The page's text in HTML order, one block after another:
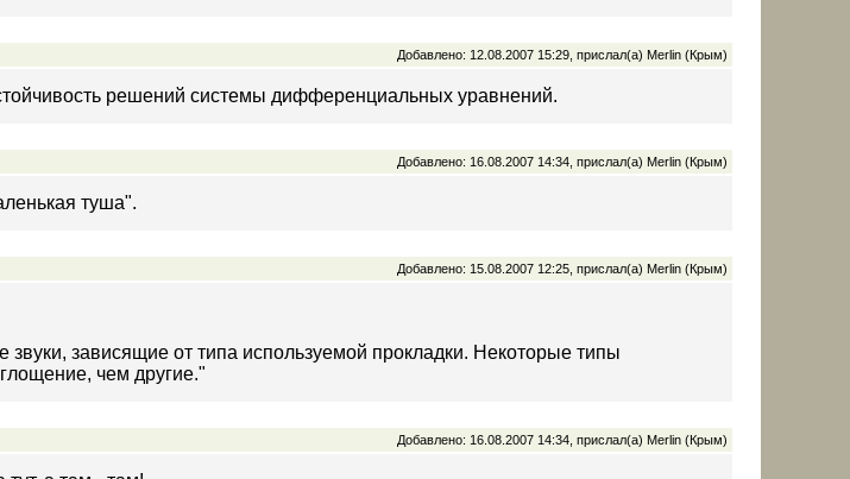
Добавлено: 12.08.2007 15:29, прислал(а) Merlin (Крым)
решений системы дифференциальных уравнений.
Добавлено: 16.08.2007 14:34, прислал(а) Merlin (Крым)
туша".
Добавлено: 15.08.2007 12:25, прислал(а) Merlin (Крым)
звуки, зависящие от типа используемой прокладки. Некоторые типы
чем другие."
Добавлено: 16.08.2007 14:34, прислал(а) Merlin (Крым)